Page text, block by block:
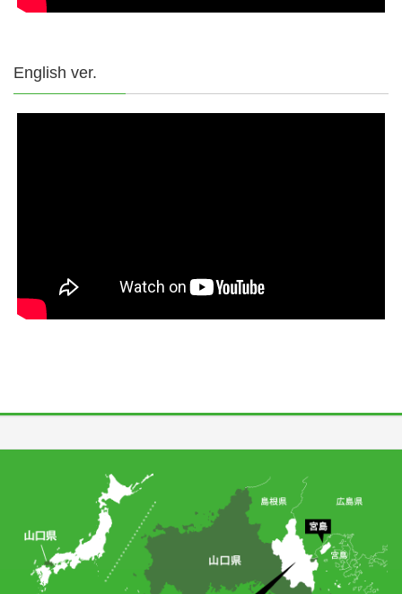
English ver.